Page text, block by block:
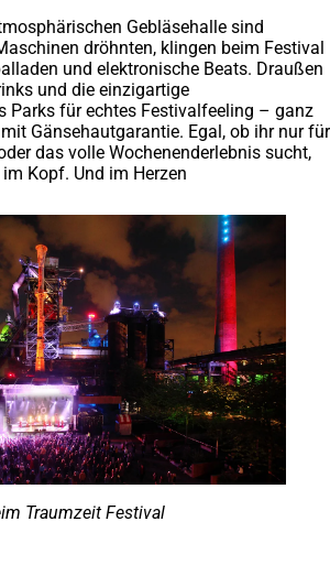
Gebläsehalle sind
dröhnten, klingen beim Festival
und elektronische Beats. Draußen
und die einzigartige
Parks für echtes Festivalfeeling – ganz
Gänsehautgarantie. Egal, ob ihr nur für
das volle Wochenenderlebnis sucht,
Kopf. Und im Herzen
Traumzeit Festival